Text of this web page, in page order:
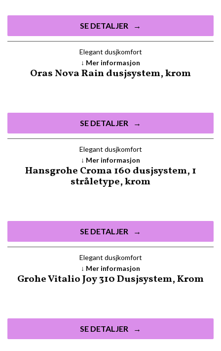
SE DETALJER
Elegant dusjkomfort
Oras Nova Rain dusjsystem, krom
SE DETALJER
Mer informasjon
Elegant dusjkomfort
Hansgrohe Croma 160 dusjsystem, 1
stråletype, krom
SE DETALJER
Mer informasjon
Elegant dusjkomfort
Grohe Vitalio Joy 310 Dusjsystem, Krom
SE DETALJER
Mer informasjon